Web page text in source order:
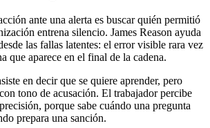
ante una alerta es buscar quién permitió
entrena silencio. James Reason ayuda
las fallas latentes: el error visible rara vez
que aparece en el final de la cadena.
en decir que se quiere aprender, pero
tono de acusación. El trabajador percibe
porque sabe cuándo una pregunta
prepara una sanción.